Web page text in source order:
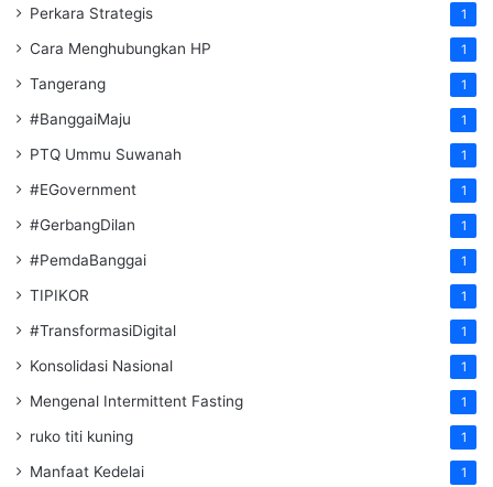
Perkara Strategis 1
Cara Menghubungkan HP 1
Tangerang 1
#BanggaiMaju 1
PTQ Ummu Suwanah 1
#EGovernment 1
#GerbangDilan 1
#PemdaBanggai 1
TIPIKOR 1
#TransformasiDigital 1
Konsolidasi Nasional 1
Mengenal Intermittent Fasting 1
ruko titi kuning 1
Manfaat Kedelai 1